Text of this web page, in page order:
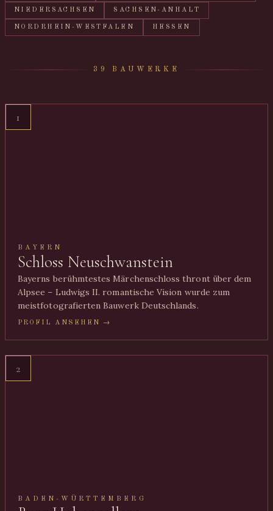
NIEDERSACHSEN SACHSEN-ANHALT
NORDRHEIN-WESTFALEN HESSEN
39 BAUWERKE
1
BAYERN
Schloss Neuschwanstein
Bayerns berühmtestes Märchenschloss thront über dem
Alpsee – Ludwigs II. romantische Vision wurde zum
meistfotografierten Bauwerk Deutschlands.
PROFIL ANSEHEN →
2
BADEN-WÜRTTEMBERG